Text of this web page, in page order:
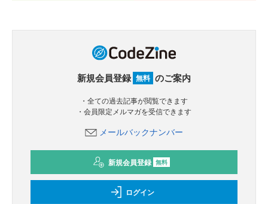
新規会員登録 無料 のご案内
・全ての過去記事が閲覧できます
・会員限定メルマガを受信できます
メールバックナンバー
新規会員登録 無料
ログイン